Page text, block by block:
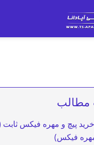
پیچ و مهره فیکس
فیکس)